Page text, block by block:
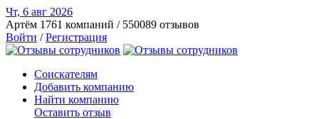
Чт, 6 авг 2026
Артём 1761 компаний / 550089 отзывов
Войти /Регистрация
Соискателям
Добавить компанию
Найти компанию
Оставить отзыв